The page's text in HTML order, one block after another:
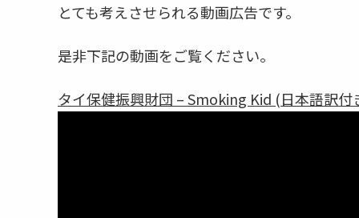
とても考えさせられる動画広告です。
是非下記の動画をご覧ください。
タイ保健振興財団 – Smoking Kid (日本語訳付